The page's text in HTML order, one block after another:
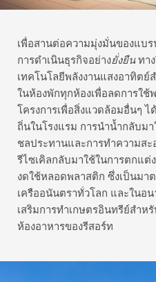
เพื่อสานต่อความมุ่งมั่นของแบ
การดำเนินธุรกิจอย่างยั่งยืนทา
เทคโนโลยีพลังงานแสงอาทิตย์
ในห้องพักทุกห้องเพื่อลดการใช้
โครงการเพื่อสิ่งแวดล้อมอื่นๆ
ถิ่นในโรงแรม การนำน้ำกลับม
ชลประทานและการทำความสะ
รีไซเคิลกลับมาใช้ในการตกแต่
งดใช้หลอดพลาสติก ซึ่งเป็นมา
เครืออนันตราทั่วโลก และในอ
เสริมการทำเกษตรอินทรีย์สำห
ห้องอาหารของรีสอร์ท